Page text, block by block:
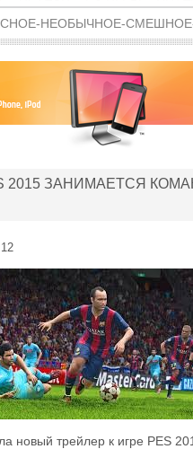
НЕОБЫЧНОЕ-
2015 ЗАНИМАЕТСЯ
новый трейлер к игре PES